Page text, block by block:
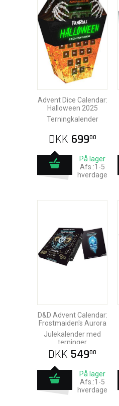
Advent Dice Calendar:
Halloween 2025
Terningkalender
DKK 69900
På lager
Afs.:1-5
hverdage
D&D Advent Calendar:
Frostmaiden's Aurora
Julekalender med
terninger
DKK 54900
På lager
Afs.:1-5
hverdage